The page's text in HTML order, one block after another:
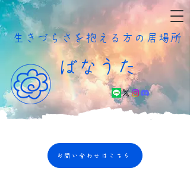
​生きづらさを抱える方の居場所
ばなうた
お問い合わせはこちら